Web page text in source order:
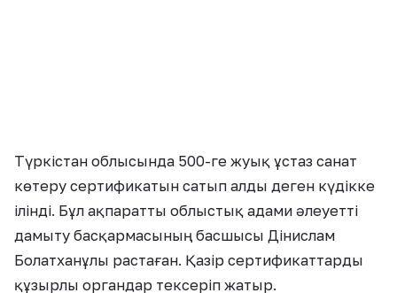
сатылатындығы жайында әлеуметтік желіде
ақпарат тараған болатын.
«Өкінішке қарай, сондай фактілер
анықталды. Біз барынша ашықтық